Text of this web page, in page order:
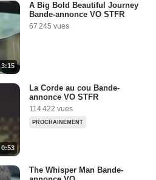
3:15
A Big Bold Beautiful Journey
Bande-annonce VO STFR
67 245 vues
0:53
La Corde au cou Bande-
annonce VO STFR
114 422 vues
PROCHAINEMENT
The Whisper Man Bande-